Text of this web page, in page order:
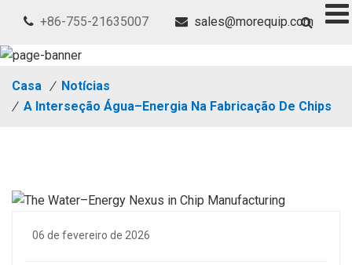
+86-755-21635007 sales@morequip.com
Casa / Notícias
/ A Interseção Água–Energia Na Fabricação De Chips
06 de fevereiro de 2026